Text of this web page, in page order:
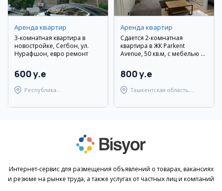
Аренда квартир
3-комнатная квартира в
новостройке, Сегбон, ул.
Нурафшон, евро ремонт
600 y.e
Республика
Берунийский район
Аренда квартир
Сдается 2-комнатная
квартира в ЖК Parkent
Avenue, 50 кв.м, с мебелью и
800 y.e
Ташкентская область,
Интернет-сервис для размещения объявлений о товарах, вакансиях
и резюме на рынке труда, а также услугах от частных лиц и компаний